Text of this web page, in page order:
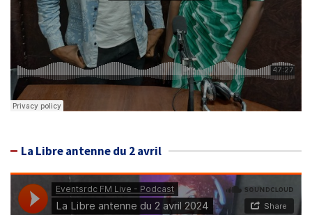
La Libre antenne du 2 avril